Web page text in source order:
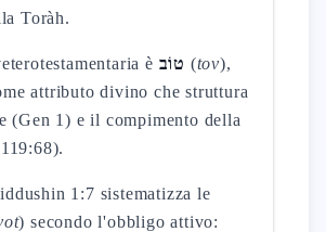
Toràh.
è טוֹב (tov),
attributo divino che struttura
(Gen 1) e il compimento della
1:7 sistematizza le
) secondo l'obbligo attivo: